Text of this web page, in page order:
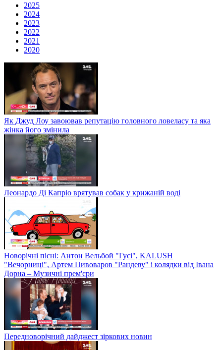
2025
2024
2023
2022
2021
2020
Як Джуд Лоу завоював репутацію головного ловеласу та яка
жінка його змінила
Леонардо Ді Капріо врятував собак у крижаній воді
Новорічні пісні: Антон Вельбой "Гусі", KALUSH
"Вечорниці", Артем Пивоваров "Рандеву" і колядки від Івана
Дорна – Музичні прем'єри
Передноворічний дайджест зіркових новин